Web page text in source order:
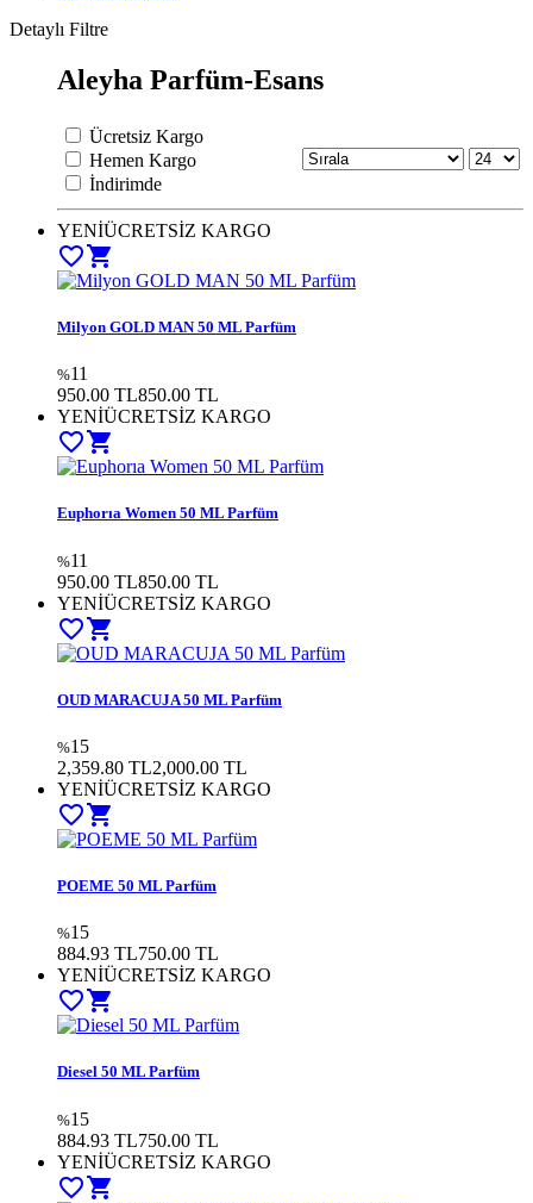
Detaylı Filtre
Aleyha Parfüm-Esans
Ücretsiz Kargo
Hemen Kargo
İndirimde
YENİÜCRETSİZ KARGO
favorite_bordershopping_cart
Milyon GOLD MAN 50 ML Parfüm
%11
950.00 TL850.00 TL
YENİÜCRETSİZ KARGO
favorite_bordershopping_cart
Euphorıa Women 50 ML Parfüm
%11
950.00 TL850.00 TL
YENİÜCRETSİZ KARGO
favorite_bordershopping_cart
OUD MARACUJA 50 ML Parfüm
%15
2,359.80 TL2,000.00 TL
YENİÜCRETSİZ KARGO
favorite_bordershopping_cart
POEME 50 ML Parfüm
%15
884.93 TL750.00 TL
YENİÜCRETSİZ KARGO
favorite_bordershopping_cart
Diesel 50 ML Parfüm
%15
884.93 TL750.00 TL
YENİÜCRETSİZ KARGO
favorite_bordershopping_cart